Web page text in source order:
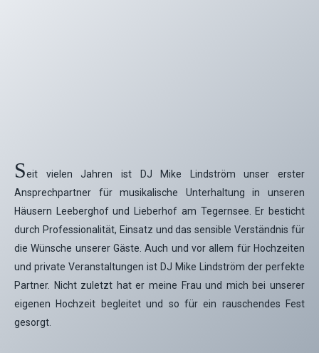
Seit vielen Jahren ist DJ Mike Lindström unser erster
Ansprechpartner für musikalische Unterhaltung in unseren
Häusern Leeberghof und Lieberhof am Tegernsee. Er besticht
durch Professionalität, Einsatz und das sensible Verständnis für
die Wünsche unserer Gäste. Auch und vor allem für Hochzeiten
und private Veranstaltungen ist DJ Mike Lindström der perfekte
Partner. Nicht zuletzt hat er meine Frau und mich bei unserer
eigenen Hochzeit begleitet und so für ein rauschendes Fest
gesorgt.